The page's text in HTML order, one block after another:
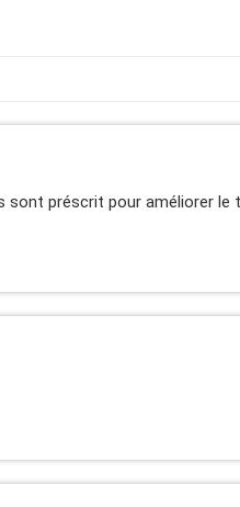
sont préscrit pour améliorer le